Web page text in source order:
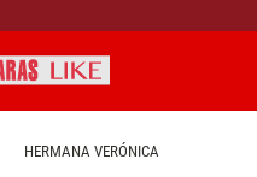
HERMANA VERÓNICA